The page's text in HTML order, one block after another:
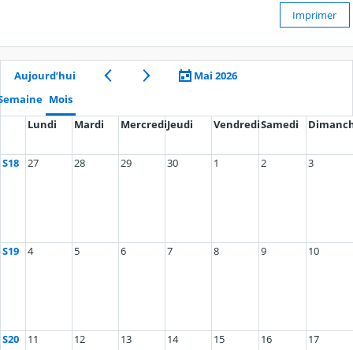
Imprimer
Aujourd’hui
Mai 2026
Mois
Lundi
Mardi MercrediJeudi VendrediSamedi
S18 27 28 29 30 1 2 3
S19 4 5 6 7 8 9 10
S20 11 12 13 14 15 16 17